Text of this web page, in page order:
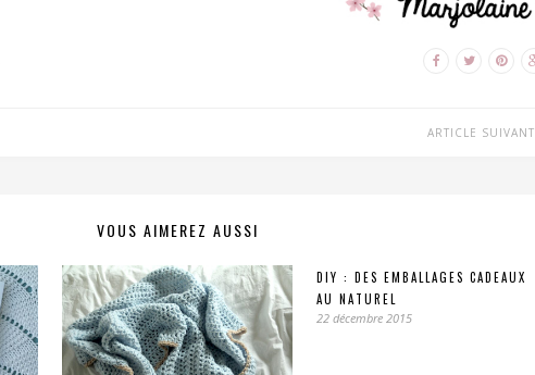
ARTICLE SUIVANT
VOUS AIMEREZ AUSSI
DIY : DES EMBALLAGES CADEAUX
AU NATUREL
22 décembre 2015